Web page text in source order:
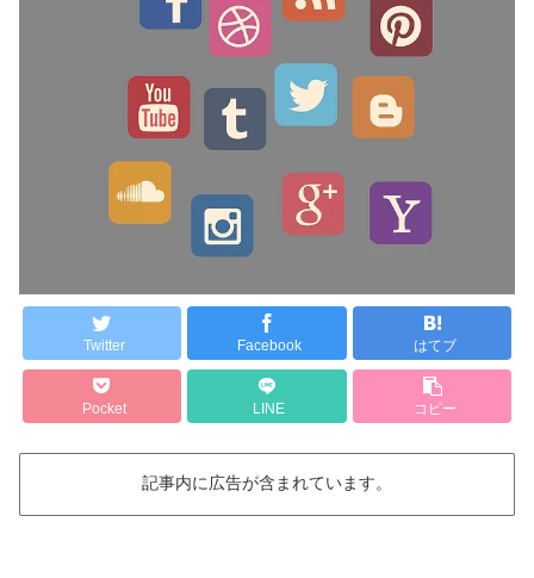
Twitter Facebook はてブ
Pocket LINE コピー
記事内に広告が含まれています。